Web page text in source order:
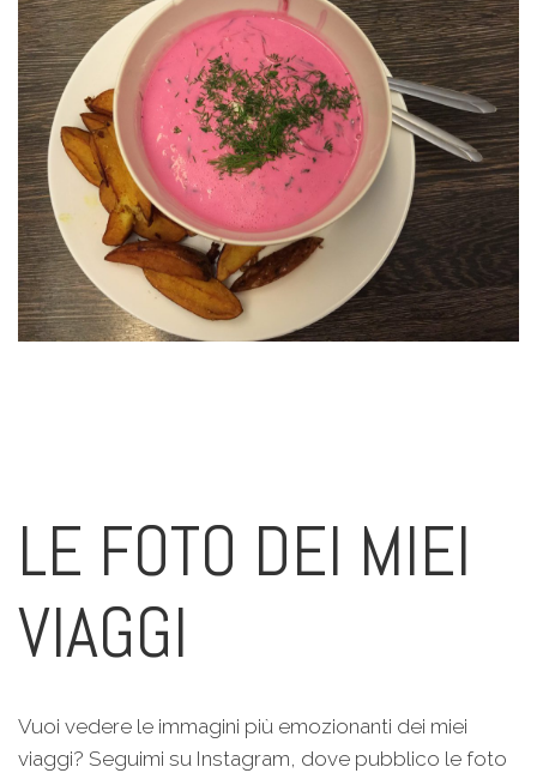
LE FOTO DEI MIEI
VIAGGI
Vuoi vedere le immagini più emozionanti dei miei
viaggi? Seguimi su Instagram, dove pubblico le foto